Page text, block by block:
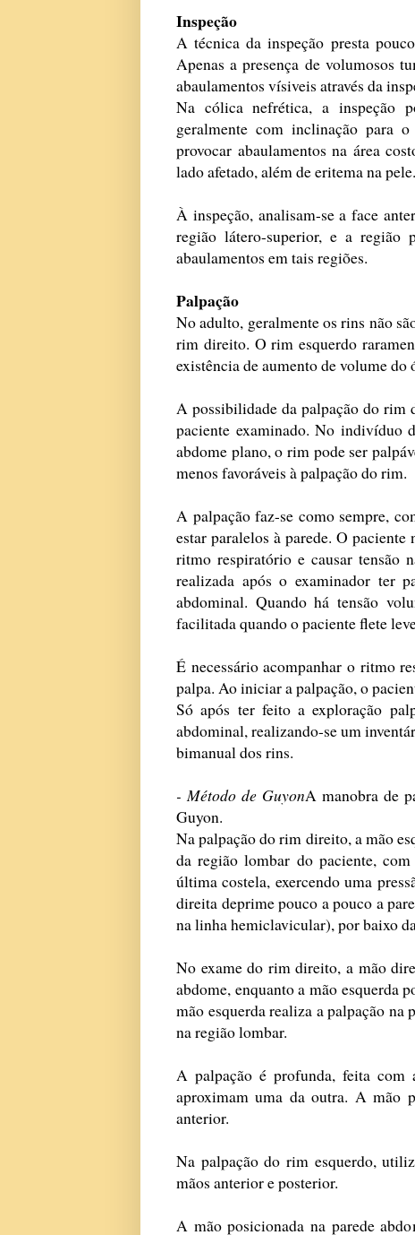
Inspeção
A técnica da inspeção presta
Apenas a presença de volumosos
abaulamentos vísiveis através da
Na cólica nefrética, a inspeção
geralmente com inclinação para
provocar abaulamentos na área
lado afetado, além de eritema na pele.
À inspeção, analisam-se a face
região látero-superior, e a região
abaulamentos em tais regiões.
Palpação
No adulto, geralmente os rins não
rim direito. O rim esquerdo
existência de aumento de volume do
A possibilidade da palpação do
paciente examinado. No indivíduo
abdome plano, o rim pode ser
menos favoráveis à palpação do rim.
A palpação faz-se como sempre,
estar paralelos à parede. O
ritmo respiratório e causar tensão
realizada após o examinador ter
abdominal. Quando há tensão
facilitada quando o paciente flete
É necessário acompanhar o ritmo
palpa. Ao iniciar a palpação, o
Só após ter feito a exploração
abdominal, realizando-se um
bimanual dos rins.
- Método de GuyonA manobra de
Guyon.
Na palpação do rim direito, a mão
da região lombar do paciente,
última costela, exercendo uma
direita deprime pouco a pouco a
na linha hemiclavicular), por baixo
No exame do rim direito, a mão
abdome, enquanto a mão esquerda
mão esquerda realiza a palpação
na região lombar.
A palpação é profunda, feita com
aproximam uma da outra. A mão
anterior.
Na palpação do rim esquerdo,
mãos anterior e posterior.
A mão posicionada na parede